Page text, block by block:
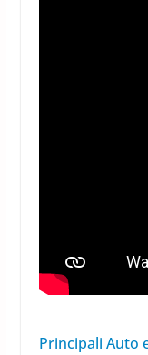
Principali Auto